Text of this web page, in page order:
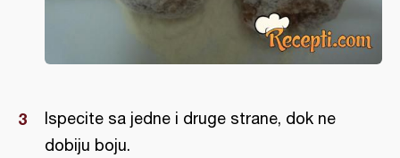
Ispecite sa jedne i druge strane, dok ne
dobiju boju.